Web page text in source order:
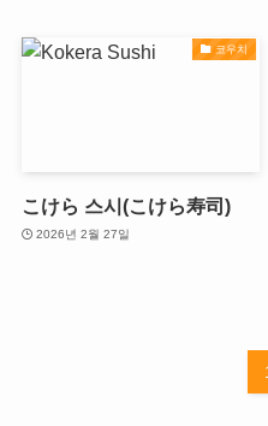
코우치
こけら 스시(こけら寿司)
2026년 2월 27일